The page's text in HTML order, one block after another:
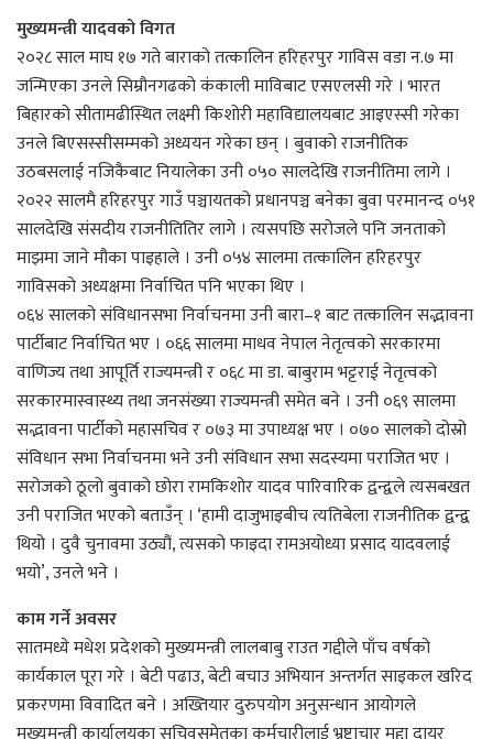
मुख्यमन्त्री यादवको विगत
२०२८ साल माघ १७ गते बाराको तत्कालिन हरिहरपुर गाविस वडा न.७ मा
जन्मिएका उनले सिम्रौनगढको कंकाली माविबाट एसएलसी गरे । भारत
बिहारको सीतामढीस्थित लक्ष्मी किशोरी महाविद्यालयबाट आइएस्सी गरेका
उनले बिएसस्सीसम्मको अध्ययन गरेका छन् । बुवाको राजनीतिक
उठबसलाई नजिकैबाट नियालेका उनी ०५० सालदेखि राजनीतिमा लागे ।
२०२२ सालमै हरिहरपुर गाउँ पञ्चायतको प्रधानपञ्च बनेका बुवा परमानन्द ०५१
सालदेखि संसदीय राजनीतितिर लागे । त्यसपछि सरोजले पनि जनताको
माझमा जाने मौका पाइहाले । उनी ०५४ सालमा तत्कालिन हरिहरपुर
गाविसको अध्यक्षमा निर्वाचित पनि भएका थिए ।
०६४ सालको संविधानसभा निर्वाचनमा उनी बारा–१ बाट तत्कालिन सद्भावना
पार्टीबाट निर्वाचित भए । ०६६ सालमा माधव नेपाल नेतृत्वको सरकारमा
वाणिज्य तथा आपूर्ति राज्यमन्त्री र ०६८ मा डा. बाबुराम भट्टराई नेतृत्वको
सरकारमास्वास्थ्य तथा जनसंख्या राज्यमन्त्री समेत बने । उनी ०६९ सालमा
सद्भावना पार्टीको महासचिव र ०७३ मा उपाध्यक्ष भए । ०७० सालको दोस्रो
संविधान सभा निर्वाचनमा भने उनी संविधान सभा सदस्यमा पराजित भए ।
सरोजको ठूलो बुवाको छोरा रामकिशोर यादव पारिवारिक द्वन्द्वले त्यसबखत
उनी पराजित भएको बताउँन् । ‘हामी दाजुभाइबीच त्यतिबेला राजनीतिक द्वन्द्व
थियो । दुवै चुनावमा उठ्यौं, त्यसको फाइदा रामअयोध्या प्रसाद यादवलाई
भयो’, उनले भने ।
काम गर्ने अवसर
सातमध्ये मधेश प्रदेशको मुख्यमन्त्री लालबाबु राउत गद्दीले पाँच वर्षको
कार्यकाल पूरा गरे । बेटी पढाउ, बेटी बचाउ अभियान अन्तर्गत साइकल खरिद
प्रकरणमा विवादित बने । अख्तियार दुरुपयोग अनुसन्धान आयोगले